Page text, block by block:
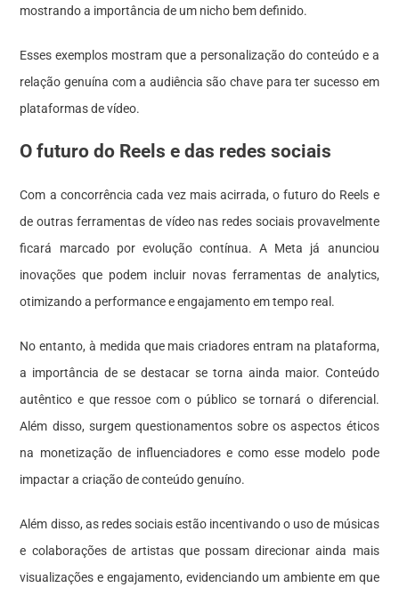
mostrando a importância de um nicho bem definido.
Esses exemplos mostram que a personalização do conteúdo e a
relação genuína com a audiência são chave para ter sucesso em
plataformas de vídeo.
O futuro do Reels e das redes sociais
Com a concorrência cada vez mais acirrada, o futuro do Reels e
de outras ferramentas de vídeo nas redes sociais provavelmente
ficará marcado por evolução contínua. A Meta já anunciou
inovações que podem incluir novas ferramentas de analytics,
otimizando a performance e engajamento em tempo real.
No entanto, à medida que mais criadores entram na plataforma,
a importância de se destacar se torna ainda maior. Conteúdo
autêntico e que ressoe com o público se tornará o diferencial.
Além disso, surgem questionamentos sobre os aspectos éticos
na monetização de influenciadores e como esse modelo pode
impactar a criação de conteúdo genuíno.
Além disso, as redes sociais estão incentivando o uso de músicas
e colaborações de artistas que possam direcionar ainda mais
visualizações e engajamento, evidenciando um ambiente em que